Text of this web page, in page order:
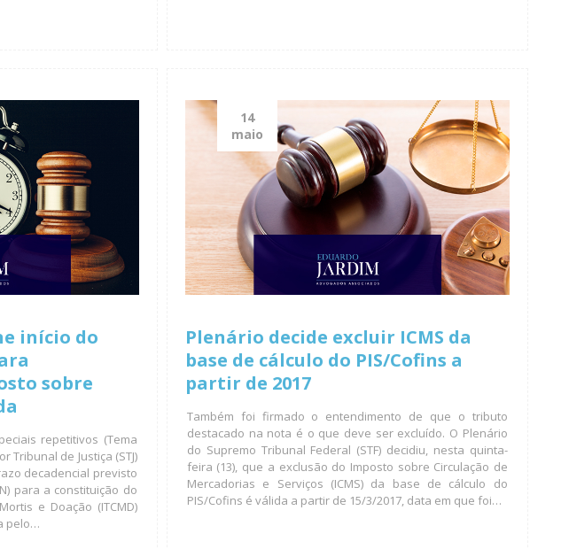
início do
sobre
repetitivos (Tema
Tribunal de Justiça (STJ)
decadencial previsto
para a constituição do
e Doação (ITCMD)
pelo…
14
maio
Plenário decide excluir ICMS da
base de cálculo do PIS/Cofins a
partir de 2017
Também foi firmado o entendimento de que o tributo
destacado na nota é o que deve ser excluído. O Plenário
do Supremo Tribunal Federal (STF) decidiu, nesta quinta-
feira (13), que a exclusão do Imposto sobre Circulação de
Mercadorias e Serviços (ICMS) da base de cálculo do
PIS/Cofins é válida a partir de 15/3/2017, data em que foi…